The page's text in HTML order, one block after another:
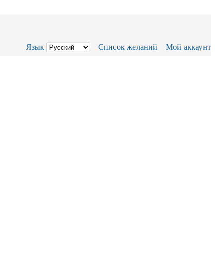
Язык Список желаний Мой аккаунт